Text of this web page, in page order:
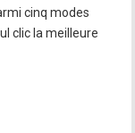
cinq modes
clic la meilleure